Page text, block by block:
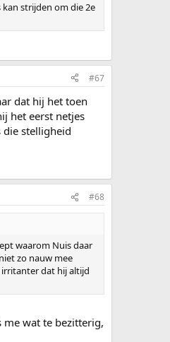
strijden om die 2e
#67
dat hij het toen
het eerst netjes
stelligheid
#68
waarom Nuis daar
zo nauw mee
dat hij altijd
wat te bezitterig,